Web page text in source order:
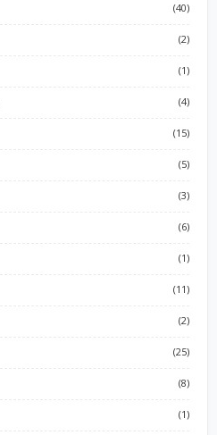
(40)
(2)
(1)
(4)
(15)
(5)
(3)
(6)
(1)
(11)
(2)
(25)
(8)
(1)